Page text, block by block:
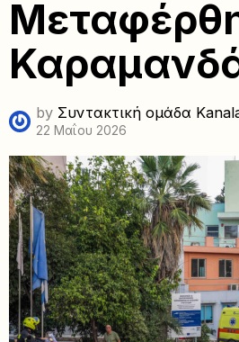
by Συντακτική ομάδα
22 Μαΐου 2026